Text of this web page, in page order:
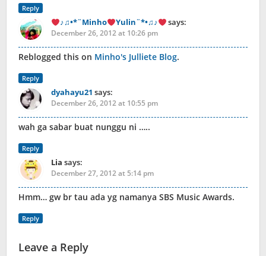
Reply
♪♫•*¨Minho Yulin¨*•♫♪ says:
December 26, 2012 at 10:26 pm
Reblogged this on Minho's Julliete Blog.
Reply
dyahayu21 says:
December 26, 2012 at 10:55 pm
wah ga sabar buat nunggu ni …..
Reply
Lia says:
December 27, 2012 at 5:14 pm
Hmm… gw br tau ada yg namanya SBS Music Awards.
Reply
Leave a Reply